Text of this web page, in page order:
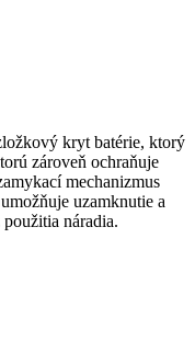
kryt batérie, ktorý
zároveň ochraňuje
mechanizmus
uzamknutie a
náradia.